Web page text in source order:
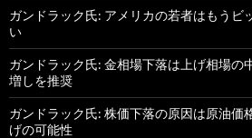
ガンドラック氏: アメリカの若者はもうビ
い
ガンドラック氏: 金相場下落は上げ相場の
増しを推奨
ガンドラック氏: 株価下落の原因は原油価
げの可能性